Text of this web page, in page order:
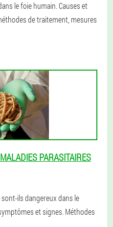
le foie humain. Causes et
de traitement, mesures
PARASITAIRES
ils dangereux dans le
et signes. Méthodes